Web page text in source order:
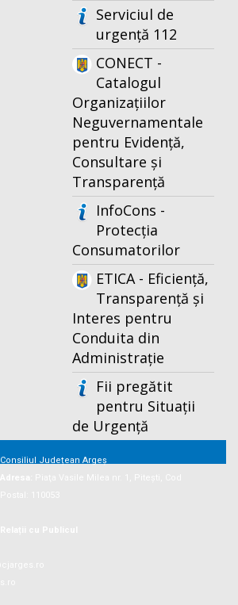
Serviciul de
urgență 112
CONECT -
Catalogul
Organizațiilor
Neguvernamentale
pentru Evidență,
Consultare și
Transparență
InfoCons -
Protecția
Consumatorilor
ETICA - Eficiență,
Transparență și
Interes pentru
Conduita din
Administrație
Fii pregătit
pentru Situații
de Urgență
Consiliul Județean Argeș